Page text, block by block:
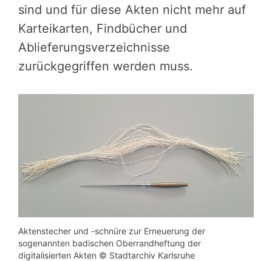
sind und für diese Akten nicht mehr auf
Karteikarten, Findbücher und
Ablieferungsverzeichnisse
zurückgegriffen werden muss.
Aktenstecher und -schnüre zur Erneuerung der
sogenannten badischen Oberrandheftung der
digitalisierten Akten © Stadtarchiv Karlsruhe